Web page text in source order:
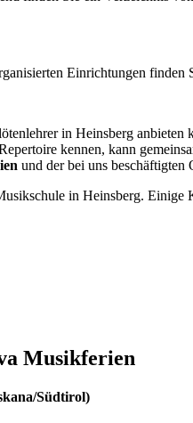
Einrichtungen finden
in Heinsberg
kennen, kann
und der bei uns
in Heinsberg.
Musikferien
Südtirol)